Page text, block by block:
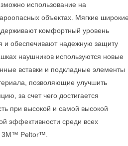
использование на
объектах. Мягкие широкие
комфортный уровень
и обеспечивают надежную защиту
наушников используются новые
вставки и подкладные элементы
позволяющие улучшить
за счет чего достигается
при высокой и самой высокой
эффективности среди всех
3M™ Peltor™.